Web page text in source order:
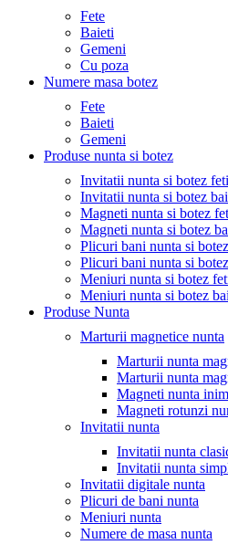
Fete
Baieti
Gemeni
Cu poza
Numere masa botez
Fete
Baieti
Gemeni
Produse nunta si botez
Invitatii nunta si botez
Invitatii nunta si botez
Magneti nunta si botez
Magneti nunta si botez
Plicuri bani nunta si
Plicuri bani nunta si
Meniuri nunta si botez
Meniuri nunta si botez
Produse Nunta
Marturii magnetice nunta
Marturii nunta
Marturii nunta
Magneti nunta
Magneti rotunzi
Invitatii nunta
Invitatii nunta
Invitatii nunta
Invitatii digitale nunta
Plicuri de bani nunta
Meniuri nunta
Numere de masa nunta